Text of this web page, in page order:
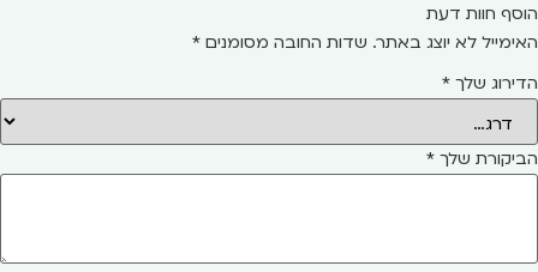
הוסף חוות דעת
האימייל לא יוצג באתר. שדות החובה מסומנים *
הדירוג שלך *
הביקורת שלך *